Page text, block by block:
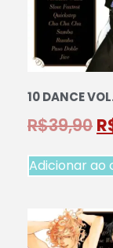
10 DANCE
R$39,90
Adicionar ao